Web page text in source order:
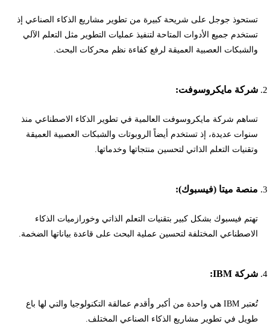
تستحوذ جوجل على شريحة كبيرة من تطوير مشاريع الذكاء الصناعي إذ
تستخدم جميع الأدوات المتاحة لتنفيذ عمليات التطوير مثل التعلم الآلي
والشبكات العصبية العميقة لرفع كفاءة نظم محركات البحث.
شركة مايكروسوفت:
تساهم شركة مايكروسوفت العالمية في تطوير الذكاء الاصطناعي منذ
سنوات عديدة، إذ تستخدم أيضاً الروبوتات والشبكات العصبية العميقة
وتقنيات التعلم الذاتي لتحسين منتجاتها وخدماتها.
منصة ميتا (فيسبوك):
تهتم فيسبوك بشكل كبير بتقنيات التعلم الذاتي وخورازميات الذكاء
الاصطناعي المختلفة لتحسين عملية البحث على قاعدة بياناتها الضخمة.
شركة IBM:
تُعتبر IBM هي واحدة من أكبر وأقدم عمالقة التكنولوجيا والتي لها باع
طويل في تطوير مشاريع الذكاء الصناعي المختلف.